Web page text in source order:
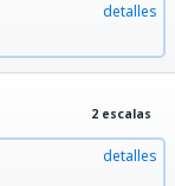
detalles
2 escalas
detalles